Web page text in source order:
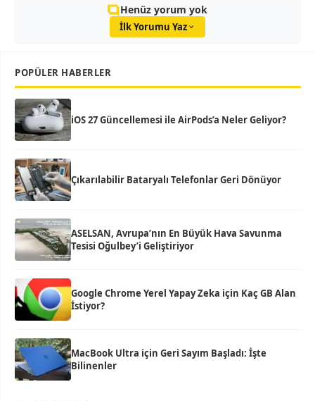
Henüz yorum yok
İlk Yorumu Yaz
POPÜLER HABERLER
iOS 27 Güncellemesi ile AirPods’a Neler Geliyor?
Çıkarılabilir Bataryalı Telefonlar Geri Dönüyor
ASELSAN, Avrupa’nın En Büyük Hava Savunma
Tesisi Oğulbey’i Geliştiriyor
Google Chrome Yerel Yapay Zeka için Kaç GB Alan
İstiyor?
MacBook Ultra için Geri Sayım Başladı: İşte
Bilinenler